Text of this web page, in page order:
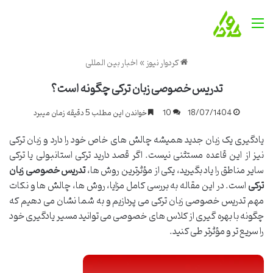
منو
کردوار نیوز»اخبار بین المللی
تدریس خصوصی زبان ترکی چگونه است؟
18/07/1404
10 خواندن این مطلب 5 دقیقه زمان میبرد
یادگیری یک زبان جدید همیشه چالش های خاص خود را دارد و زبان ترکی
نیز از این قاعده مستثنی نیست. اگر قصد دارید ترکی استانبولی یا ترکی
سایر مناطق را یاد بگیرید، یکی از مؤثرترین روش ها،تدریس خصوصی زبان
ترکیاست. در این مقاله به بررسی کامل مزایا، روش ها، چالش ها و نکات
مهم تدریس خصوصی زبان ترکی می پردازیم و به شما نشان می دهیم که
چگونه با بهره گیری از کلاس های خصوصی می توانید مسیر یادگیری خود
را سریع تر و مؤثرتر طی کنید.